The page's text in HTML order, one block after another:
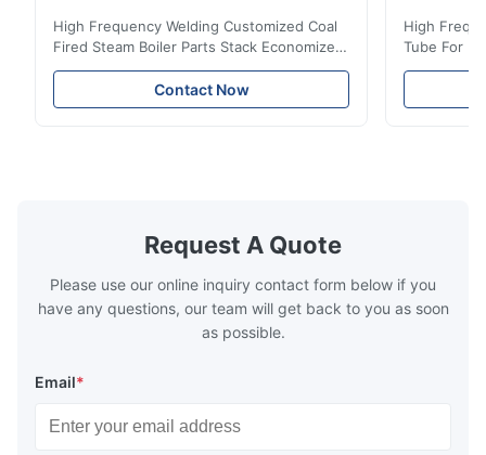
bobine d'économiseur
High Frequency Welding Customized Coal
Fired Steam Boiler Parts Stack Economizer
Coil Boiler economizer Boiler Economizer is
the energy improving device that helps to
reduce the cost of operation by saving the
boilers is generally in the temperature
range of 200°C – 250°C, so there
Contact Now
High
Tube For
reduce the
Request A Quote
Please use our online inquiry contact form below if you
have any questions, our team will get back to you as soon
as possible.
Email*